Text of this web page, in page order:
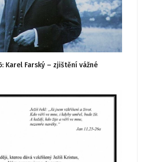
Karel Farský – zjištění vážné